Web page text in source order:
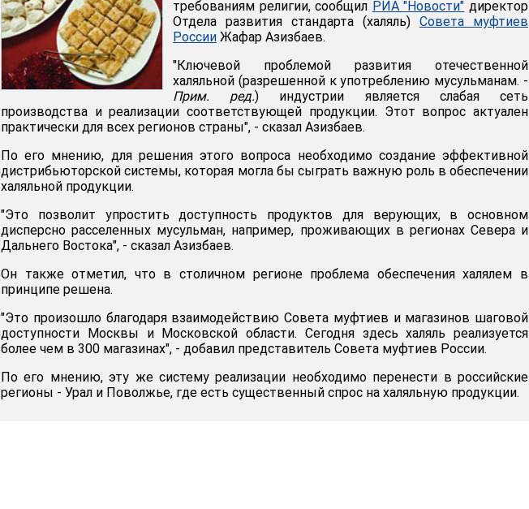
требованиям религии, сообщил РИА "Новости" директор
Отдела развития стандарта (халяль) Совета муфтиев
России Жафар Азизбаев.
"Ключевой проблемой развития отечественной
халяльной (разрешенной к употреблению мусульманам. -
Прим. ред.) индустрии является слабая сеть
производства и реализации соответствующей продукции. Этот вопрос актуален
практически для всех регионов страны", - сказал Азизбаев.
По его мнению, для решения этого вопроса необходимо создание эффективной
дистрибьюторской системы, которая могла бы сыграть важную роль в обеспечении
халяльной продукции.
"Это позволит упростить доступность продуктов для верующих, в основном
дисперсно расселенных мусульман, например, проживающих в регионах Севера и
Дальнего Востока", - сказал Азизбаев.
Он также отметил, что в столичном регионе проблема обеспечения халялем в
принципе решена.
"Это произошло благодаря взаимодействию Совета муфтиев и магазинов шаговой
доступности Москвы и Московской области. Сегодня здесь халяль реализуется
более чем в 300 магазинах", - добавил представитель Совета муфтиев России.
По его мнению, эту же систему реализации необходимо перенести в российские
регионы - Урал и Поволжье, где есть существенный спрос на халяльную продукции.